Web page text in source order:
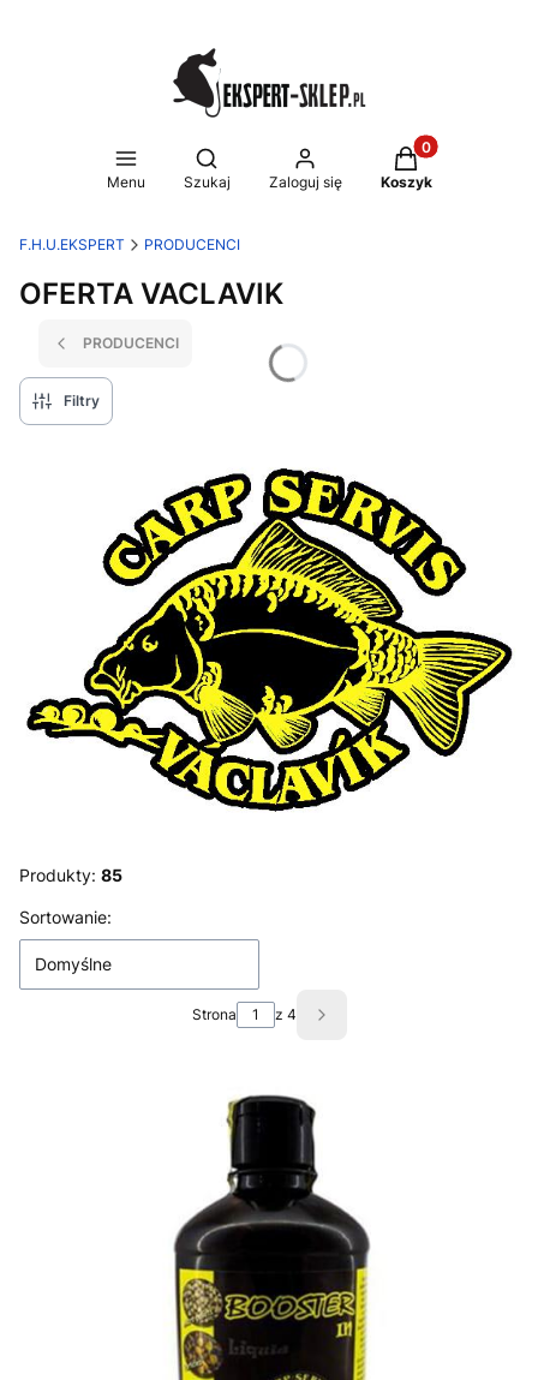
Menu
Otwórz wyszukiwarkę
Szukaj Zaloguj się
Produkty w
Koszyk
F.H.U.EKSPERT PRODUCENCI
OFERTA VACLAVIK
PRODUCENCI
Filtry
Produkty: 85
Lista produktów
Sortowanie:
Domyślne
Strona z 4 Następne produkty